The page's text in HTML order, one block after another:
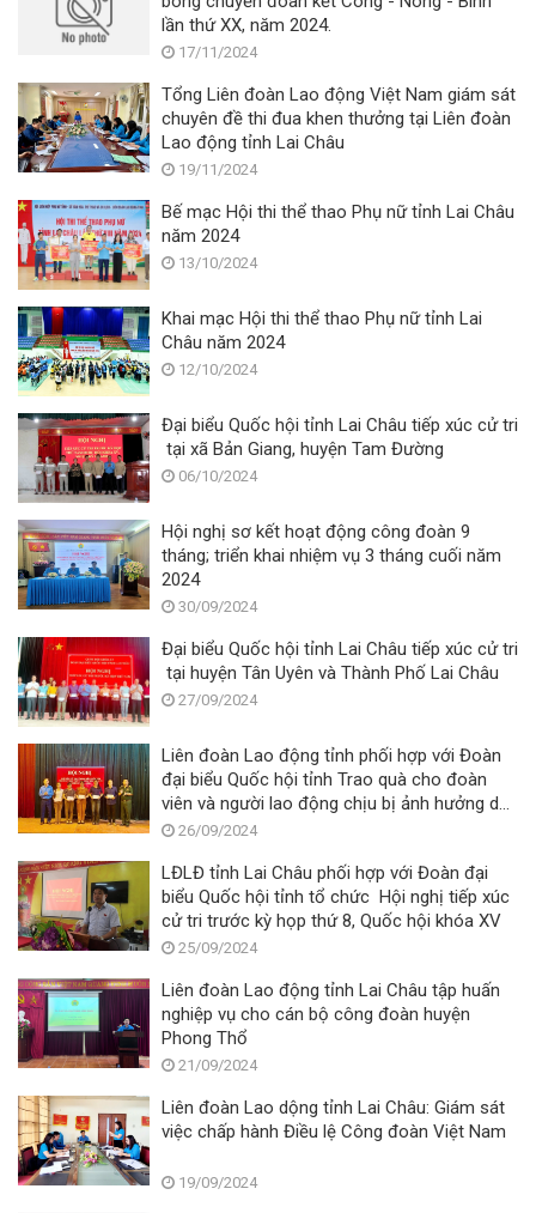
lần thứ XX, năm 2024.
17/11/2024
Tổng Liên đoàn Lao động Việt Nam giám sát
chuyên đề thi đua khen thưởng tại Liên đoàn
Lao động tỉnh Lai Châu
19/11/2024
Bế mạc Hội thi thể thao Phụ nữ tỉnh Lai Châu
năm 2024
13/10/2024
Khai mạc Hội thi thể thao Phụ nữ tỉnh Lai
Châu năm 2024
12/10/2024
Đại biểu Quốc hội tỉnh Lai Châu tiếp xúc cử tri
tại xã Bản Giang, huyện Tam Đường
06/10/2024
Hội nghị sơ kết hoạt động công đoàn 9
tháng; triển khai nhiệm vụ 3 tháng cuối năm
2024
30/09/2024
Đại biểu Quốc hội tỉnh Lai Châu tiếp xúc cử tri
tại huyện Tân Uyên và Thành Phố Lai Châu
27/09/2024
Liên đoàn Lao động tỉnh phối hợp với Đoàn
đại biểu Quốc hội tỉnh Trao quà cho đoàn
viên và người lao động chịu bị ảnh hưởng do
cơn bão số 3
26/09/2024
LĐLĐ tỉnh Lai Châu phối hợp với Đoàn đại
biểu Quốc hội tỉnh tổ chức Hội nghị tiếp xúc
cử tri trước kỳ họp thứ 8, Quốc hội khóa XV
25/09/2024
Liên đoàn Lao động tỉnh Lai Châu tập huấn
nghiệp vụ cho cán bộ công đoàn huyện
Phong Thổ
21/09/2024
Liên đoàn Lao dộng tỉnh Lai Châu: Giám sát
việc chấp hành Điều lệ Công đoàn Việt Nam
19/09/2024